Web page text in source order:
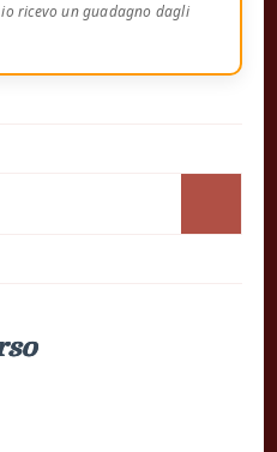
ricevo un guadagno dagli